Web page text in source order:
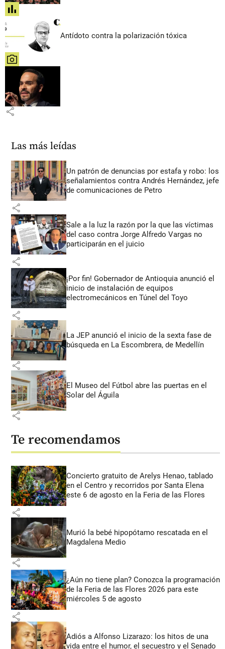
share
Antídoto contra la polarización tóxica
share
share
Las más leídas
Un patrón de denuncias por estafa y robo: los
señalamientos contra Andrés Hernández, jefe
de comunicaciones de Petro
share
Sale a la luz la razón por la que las víctimas
del caso contra Jorge Alfredo Vargas no
participarán en el juicio
share
¡Por fin! Gobernador de Antioquia anunció el
inicio de instalación de equipos
electromecánicos en Túnel del Toyo
share
La JEP anunció el inicio de la sexta fase de
búsqueda en La Escombrera, de Medellín
share
El Museo del Fútbol abre las puertas en el
Solar del Águila
share
Te recomendamos
Concierto gratuito de Arelys Henao, tablado
en el Centro y recorridos por Santa Elena
este 6 de agosto en la Feria de las Flores
share
Murió la bebé hipopótamo rescatada en el
Magdalena Medio
share
¿Aún no tiene plan? Conozca la programación
de la Feria de las Flores 2026 para este
miércoles 5 de agosto
share
Adiós a Alfonso Lizarazo: los hitos de una
vida entre el humor, el secuestro y el Senado